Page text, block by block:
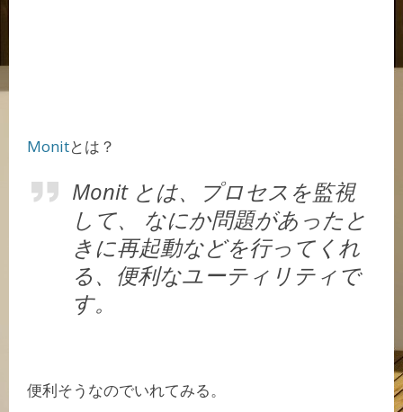
Monitとは？
Monit とは、プロセスを監視
して、 なにか問題があったと
きに再起動などを行ってくれ
る、便利なユーティリティで
す。
便利そうなのでいれてみる。